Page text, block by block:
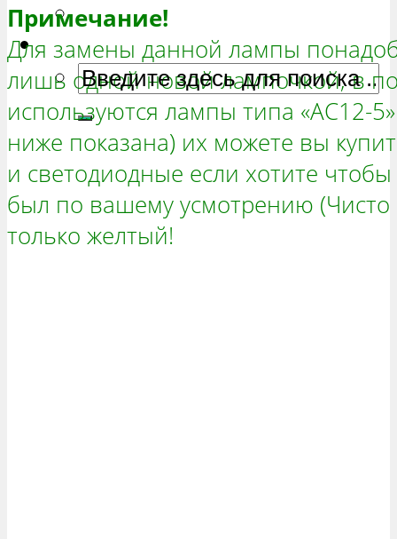
РЕМОНТ ЛАДА ЛАРГУС
Примечание!
Для замены данной лампы
лишь одной новой лампочкой, в
используются лампы типа «АС12-
ниже показана) их можете вы
и светодиодные если хотите
был по вашему усмотрению
только желтый!